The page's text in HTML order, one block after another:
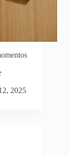
2025